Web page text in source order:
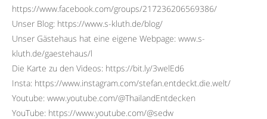
https://www.facebook.com/groups/217236206569386/
Unser Blog: https://www.s-kluth.de/blog/
Unser Gästehaus hat eine eigene Webpage: www.s-
kluth.de/gaestehaus/l
Die Karte zu den Videos: https://bit.ly/3welEd6
Insta: https://www.instagram.com/stefan.entdeckt.die.welt/
Youtube: www.youtube.com/@ThailandEntdecken
YouTube: https://www.youtube.com/@sedw